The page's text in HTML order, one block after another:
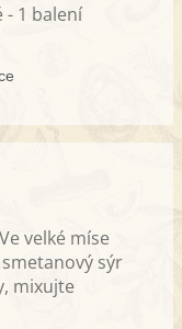
- 1 balení
velké míse
sýr
mixujte